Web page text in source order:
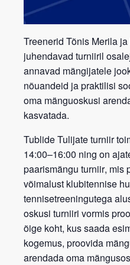
Treenerid Tõnis Merila ja
juhendavad turniiril
annavad mängijatele
nõuandeid ja praktilisi
oma mänguoskusi
kasvatada.
Tublide Tulijate turniir
14:00–16:00 ning on
paarismängu turniir, mis
võimalust klubitennise
tennisetreeningutega
oskusi turniiri vormis
õige koht, kus saada
kogemus, proovida
arendada oma